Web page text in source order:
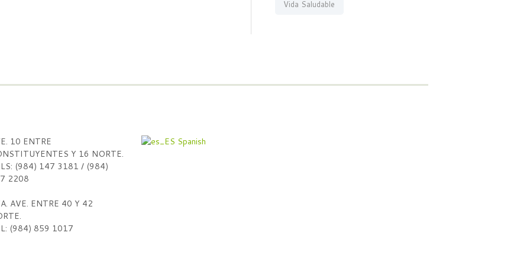
Vida Saludable
10 ENTRE
Y 16 NORTE.
(984) 147 3181 / (984)
2208
AVE. ENTRE 40 Y 42
(984) 859 1017
Spanish